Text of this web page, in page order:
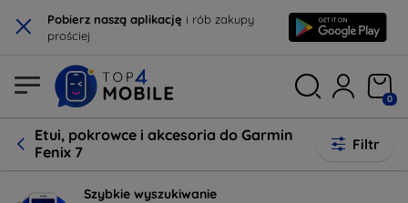
× Pobierz naszą aplikację i rób zakupy
prościej
0
Etui, pokrowce i akcesoria do Garmin
Fenix 7
Filtr
Szybkie wyszukiwanie